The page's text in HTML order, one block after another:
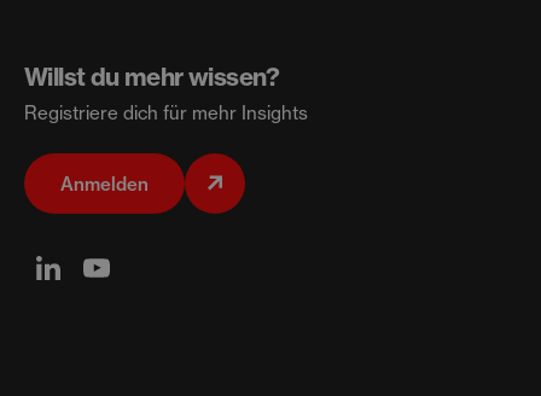
Willst du mehr wissen?
Registriere dich für mehr Insights
Anmelden